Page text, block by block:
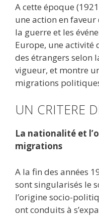
A cette époque
une action en
la guerre et les
Europe, une activité
des étrangers selon
vigueur, et montre
migrations
UN CRITERE
La nationalité et
migrations
A la fin des années
sont singularisés le
l’origine socio-
ont conduits à